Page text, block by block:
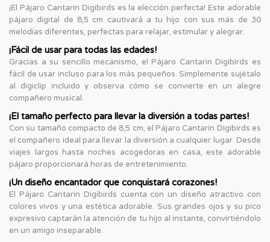
¡El Pájaro Cantarin Digibirds es la elección perfecta! Este adorable
pájaro digital de 8,5 cm cautivará a tu hijo con sus más de 30
melodías diferentes, perfectas para relajar, estimular y alegrar.
¡Fácil de usar para todas las edades!
Gracias a su sencillo mecanismo, el Pájaro Cantarin Digibirds es
fácil de usar incluso para los más pequeños. Simplemente sujétalo
al digiclip incluido y observa cómo se convierte en un alegre
compañero musical.
¡El tamaño perfecto para llevar la diversión a todas partes!
Con su tamaño compacto de 8,5 cm, el Pájaro Cantarin Digibirds es
el compañero ideal para llevar la diversión a cualquier lugar. Desde
viajes largos hasta noches acogedoras en casa, este adorable
pájaro proporcionará horas de entretenimiento.
¡Un diseño encantador que conquistará corazones!
El Pájaro Cantarin Digibirds cuenta con un diseño atractivo con
colores vivos y una estética adorable. Sus grandes ojos y su pico
expresivo captarán la atención de tu hijo al instante, convirtiéndolo
en un amigo inseparable.